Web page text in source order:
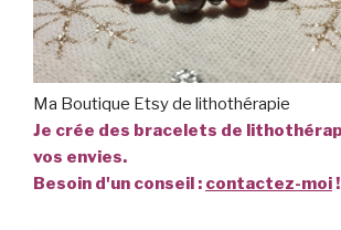
Ma Boutique Etsy de lithothérapie
Je crée des bracelets de
vos envies.
Besoin d'un conseil : contactez-moi!